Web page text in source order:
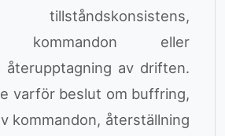
kommandon eller
återupptagning av driften.
varför beslut om buffring,
kommandon, återställning